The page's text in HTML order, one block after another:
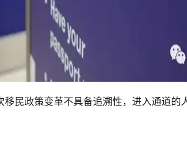
民政策变革不具备追溯性，进入通道的